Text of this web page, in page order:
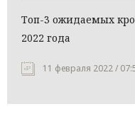
Топ-3 ожидаемых
2022 года
11 февраля 2022 /